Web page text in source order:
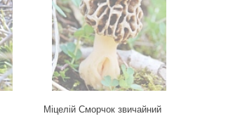
Міцелій Сморчок звичайний